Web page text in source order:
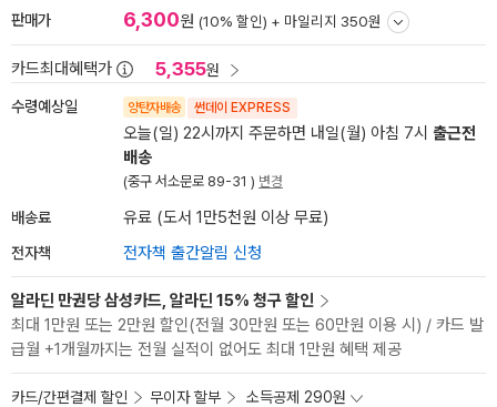
판매가 6,300원 (10% 할인) + 마일리지 350원
카드최대혜택가 5,355원
수령예상일 양탄자배송 썬데이 EXPRESS
오늘(일) 22시까지 주문하면 내일(월) 아침 7시 출근전
배송
(중구 서소문로 89-31 ) 변경
배송료 유료 (도서 1만5천원 이상 무료)
전자책 전자책 출간알림 신청
알라딘 만권당 삼성카드, 알라딘 15% 청구 할인
최대 1만원 또는 2만원 할인(전월 30만원 또는 60만원 이용 시) / 카드 발
급월 +1개월까지는 전월 실적이 없어도 최대 1만원 혜택 제공
카드/간편결제 할인 무이자 할부 소득공제 290원